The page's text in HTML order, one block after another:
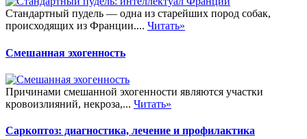
Стандартный пудель — одна из старейших пород собак,
происходящих из Франции.... Читать»
Смешанная эхогенность
Причинами смешанной эхогенности являются участки
кровоизлияний, некроза,... Читать»
Саркоптоз: диагностика, лечение и профилактика